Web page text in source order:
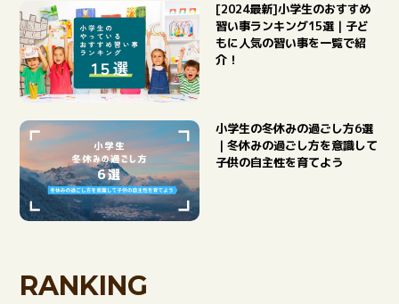
まなびちって？
ABOUT
[2024最新]小学生のおすすめ
習い事ランキング15選｜子ど
もに人気の習い事を一覧で紹
介！
小学生の冬休みの過ごし方6選
｜冬休みの過ごし方を意識して
子供の自主性を育てよう
RANKING